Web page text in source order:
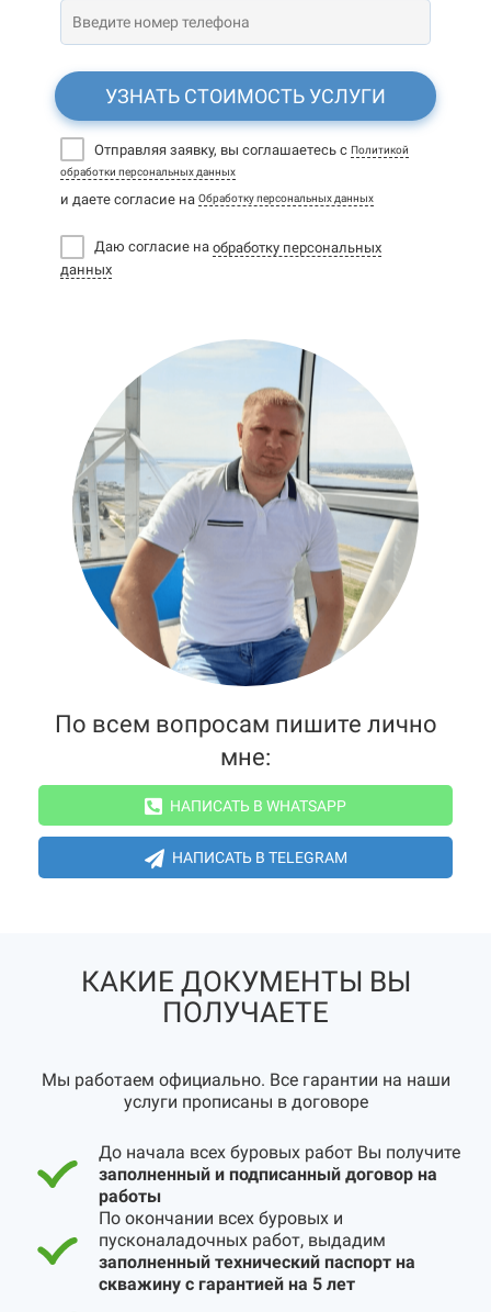
УЗНАТЬ СТОИМОСТЬ УСЛУГИ
Отправляя заявку, вы соглашаетесь с Политикой
обработки персональных данных
и даете согласие на Обработку персональных данных
Даю согласие на обработку персональных
данных
По всем вопросам пишите лично
мне:
НАПИСАТЬ В WHATSAPP
НАПИСАТЬ В TELEGRAM
КАКИЕ ДОКУМЕНТЫ ВЫ
ПОЛУЧАЕТЕ
Мы работаем официально. Все гарантии на наши
услуги прописаны в договоре
До начала всех буровых работ Вы получите
заполненный и подписанный договор на
работы
По окончании всех буровых и
пусконаладочных работ, выдадим
заполненный технический паспорт на
скважину с гарантией на 5 лет